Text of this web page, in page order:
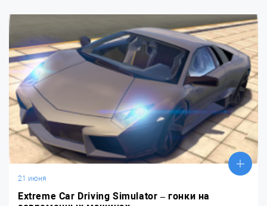
21 июня
Extreme Car Driving Simulator – гонки на